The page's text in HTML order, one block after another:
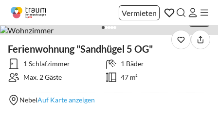
Vermieten
Ferienwohnung "Sandhügel 5 OG"
1 Schlafzimmer
1 Bäder
Max. 2 Gäste
47 m²
NebelAuf Karte anzeigen